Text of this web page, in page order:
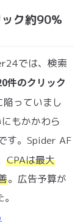
ク約90%
では、検索
件のクリック
陥っていまし
もかかわら
す。Spider AF
CPAは最大
。広告予算が